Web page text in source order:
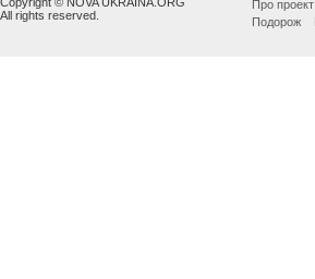
All rights reserved.
Про проект
Подорож